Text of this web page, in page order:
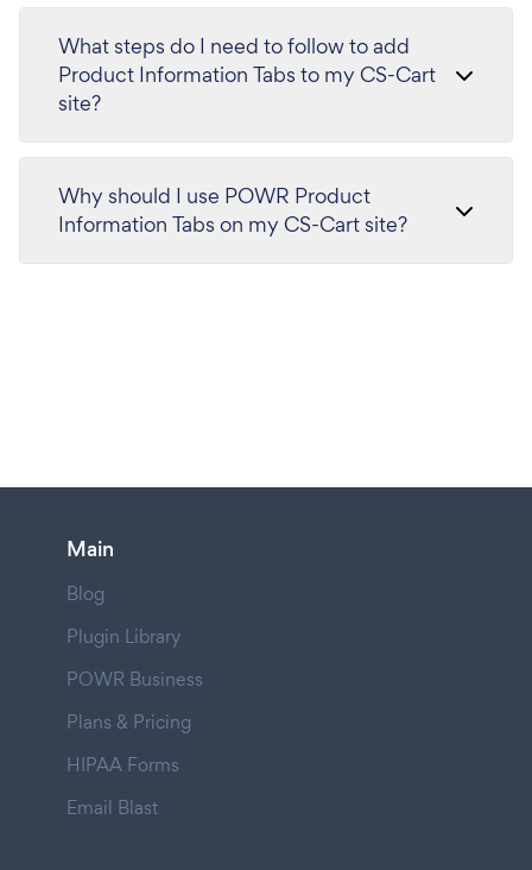
What steps do I need to follow to add
Product Information Tabs to my CS-Cart
site?
Why should I use POWR Product
Information Tabs on my CS-Cart site?
Main
Blog
Plugin Library
POWR Business
Plans & Pricing
HIPAA Forms
Email Blast